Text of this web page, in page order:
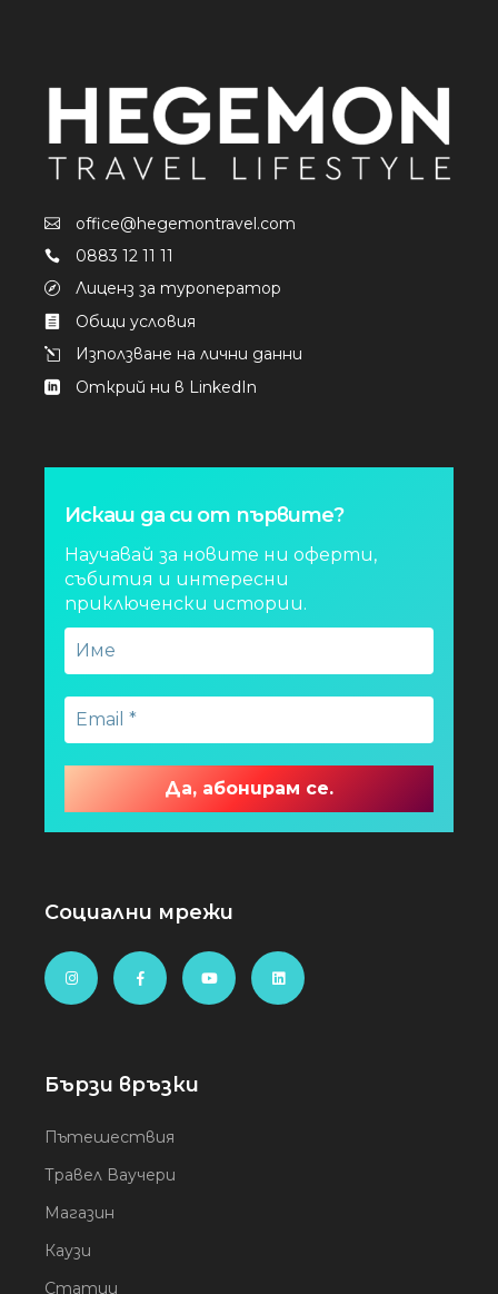
office@hegemontravel.com
0883 12 11 11
Лиценз за туроператор
Общи условия
Използване на лични данни
Открий ни в LinkedIn
Искаш да си от първите?
Научавай за новите ни оферти,
събития и интересни
приключенски истории.
Социални мрежи
Бързи връзки
Пътешествия
Травел Ваучери
Магазин
Каузи
Статии